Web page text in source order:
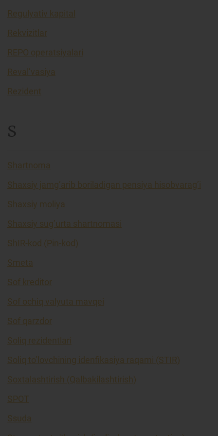
Regulyativ kapital
Rekvizitlar
REPO operatsiyalari
Reval’vasiya
Rezident
S
Shartnoma
Shaxsiy jamg’arib boriladigan pensiya hisobvarag’i
Shaxsiy moliya
Shaxsiy sug’urta shartnomasi
ShIR-kod (Pin-kod)
Smeta
Sof kreditor
Sof ochiq valyuta mavqei
Sof qarzdor
Soliq rezidentlari
Soliq to’lovchining idenfikasiya raqami (STIR)
Soxtalashtirish (Qalbakilashtirish)
SPOT
Ssuda